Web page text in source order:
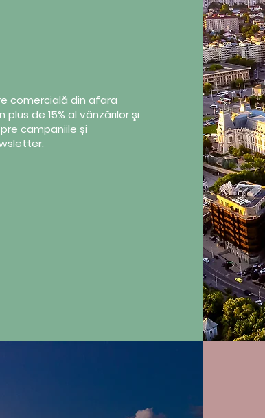
comercială din afara
de 15% al vânzărilor şi
campaniile și